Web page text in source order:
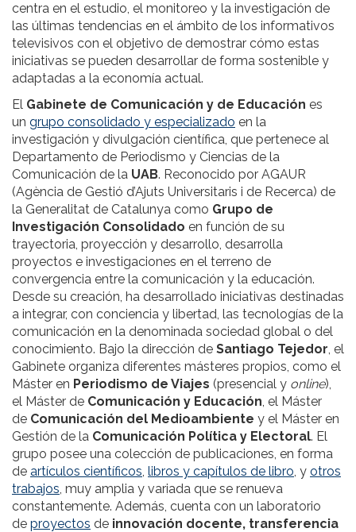
centra en el estudio, el monitoreo y la investigación de
las últimas tendencias en el ámbito de los informativos
televisivos con el objetivo de demostrar cómo estas
iniciativas se pueden desarrollar de forma sostenible y
adaptadas a la economía actual.
El Gabinete de Comunicación y de Educación es
un grupo consolidado y especializado en la
investigación y divulgación científica, que pertenece al
Departamento de Periodismo y Ciencias de la
Comunicación de la UAB. Reconocido por AGAUR
(Agència de Gestió d’Ajuts Universitaris i de Recerca) de
la Generalitat de Catalunya como Grupo de
Investigación Consolidado en función de su
trayectoria, proyección y desarrollo, desarrolla
proyectos e investigaciones en el terreno de
convergencia entre la comunicación y la educación.
Desde su creación, ha desarrollado iniciativas destinadas
a integrar, con conciencia y libertad, las tecnologías de la
comunicación en la denominada sociedad global o del
conocimiento. Bajo la dirección de Santiago Tejedor, el
Gabinete organiza diferentes másteres propios, como el
Máster en Periodismo de Viajes (presencial y online),
el Máster de Comunicación y Educación, el Máster
de Comunicación del Medioambiente y el Máster en
Gestión de la Comunicación Política y Electoral. El
grupo posee una colección de publicaciones, en forma
de artículos científicos, libros y capítulos de libro, y otros
trabajos, muy amplia y variada que se renueva
constantemente. Además, cuenta con un laboratorio
de proyectos de innovación docente, transferencia